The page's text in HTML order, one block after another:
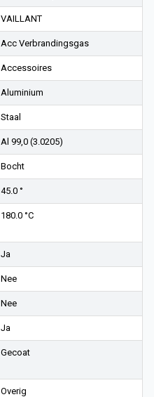
VAILLANT
Acc Verbrandingsgas
Accessoires
Aluminium
Staal
Al 99,0 (3.0205)
Bocht
45.0 °
180.0 °C
Ja
Nee
Nee
Ja
Gecoat
Overig